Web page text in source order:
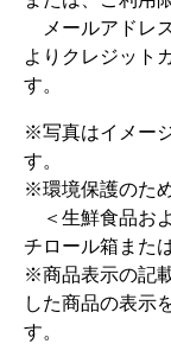
メールアドレ
よりクレジット
す。
※写真はイメー
す。
※環境保護のた
＜生鮮食品お
チロール箱また
※商品表示の記
した商品の表示
す。